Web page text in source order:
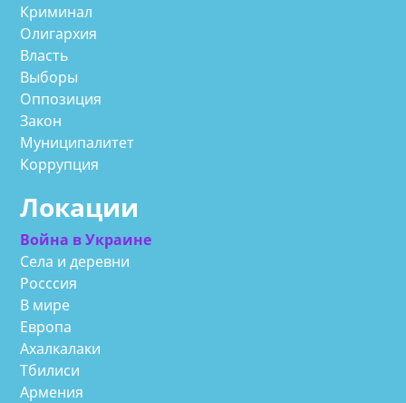
Криминал
Олигархия
Власть
Выборы
Оппозиция
Закон
Муниципалитет
Коррупция
Локации
Война в Украине
Села и деревни
Росссия
В мире
Европа
Ахалкалаки
Тбилиси
Армения